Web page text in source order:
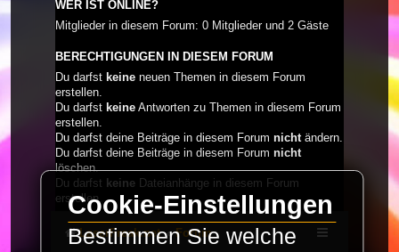
WER IST ONLINE?
Mitglieder in diesem Forum: 0 Mitglieder und 2 Gäste
BERECHTIGUNGEN IN DIESEM FORUM
Du darfst keine neuen Themen in diesem Forum
erstellen.
Du darfst keine Antworten zu Themen in diesem Forum
erstellen.
Du darfst deine Beiträge in diesem Forum nicht ändern.
Du darfst deine Beiträge in diesem Forum nicht
löschen.
Du darfst keine Dateianhänge in diesem Forum
erstellen.
LaserFreak.net Forum
Cookie-Einstellungen
Bestimmen Sie welche